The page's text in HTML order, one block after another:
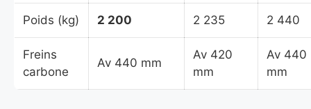
Poids (kg) 2 200 2 235 2 440
Freins
carbone
Av 440 mm
Av 420
mm
Av 440
mm